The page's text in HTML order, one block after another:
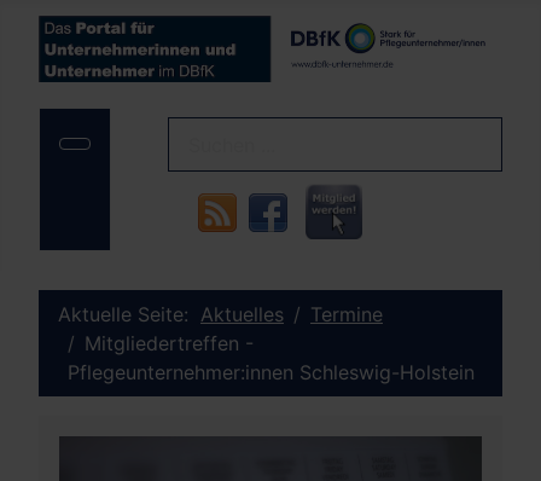
Aktuelle Seite: Aktuelles
Termine
Mitgliedertreffen -
Pflegeunternehmer:innen Schleswig-Holstein